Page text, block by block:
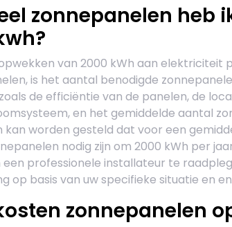
zonnepanelen heb
van 2000 kWh aan elektriciteit
is het aantal benodigde
de efficiëntie van de panelen, de
en het gemiddelde aantal
kan worden gesteld dat voor een
nodig zijn om 2000 kWh per
professionele installateur te
op basis van uw specifieke situatie en
zonnepanelen